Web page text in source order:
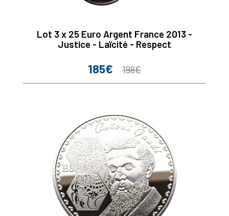
Lot 3 x 25 Euro Argent France 2013 -
Justice - Laïcité - Respect
Prix
185€
Prix
198€